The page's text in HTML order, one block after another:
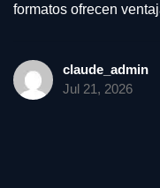
formatos ofrecen
claude_admin
Jul 21, 2026